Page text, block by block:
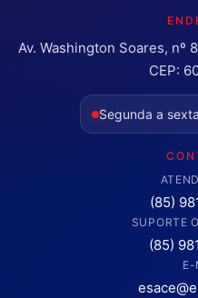
Av. Washington Soares, nº
CEP:
Segunda a
(85)
SUPORTE
(85)
E-